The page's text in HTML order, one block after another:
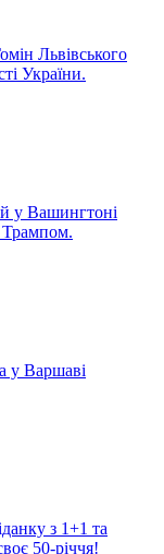
Львівського
України.
у Вашингтоні
Трампом.
у Варшаві
з 1+1 та
50-річчя!